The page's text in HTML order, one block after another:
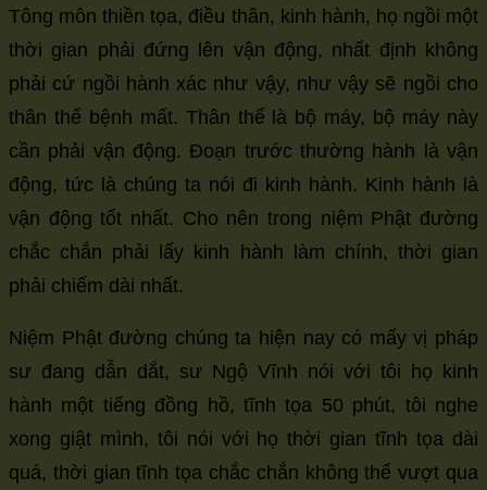
Tông môn thiền tọa, điều thân, kinh hành, họ ngồi một
thời gian phải đứng lên vận động, nhất định không
phải cứ ngồi hành xác như vậy, như vậy sẽ ngồi cho
thân thể bệnh mất. Thân thể là bộ máy, bộ máy này
cần phải vận động. Đoạn trước thường hành là vận
động, tức là chúng ta nói đi kinh hành. Kinh hành là
vận động tốt nhất. Cho nên trong niệm Phật đường
chắc chắn phải lấy kinh hành làm chính, thời gian
phải chiếm dài nhất.
Niệm Phật đường chúng ta hiện nay có mấy vị pháp
sư đang dẫn dắt, sư Ngộ Vĩnh nói với tôi họ kinh
hành một tiếng đồng hồ, tĩnh tọa 50 phút, tôi nghe
xong giật mình, tôi nói với họ thời gian tĩnh tọa dài
quá, thời gian tĩnh tọa chắc chắn không thể vượt qua